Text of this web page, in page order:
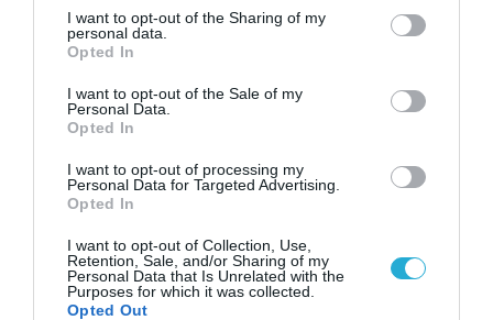
not limited to your visit or usage behaviour. You may click to
grant or deny consent to Google and its third-party tags to
use your data for below specified purposes in below Google
consent section.
I want to opt-out of the Sharing of my
personal data.
Opted In
I want to opt-out of the Sale of my
Personal Data.
Opted In
I want to opt-out of processing my
Personal Data for Targeted Advertising.
Opted In
I want to opt-out of Collection, Use,
Retention, Sale, and/or Sharing of my
Personal Data that Is Unrelated with the
Purposes for which it was collected.
Opted Out
Χατζηδάκης: Στο 90% η ένταξη
των επιχειρήσεων στο
πρόγραμμα σύνδεσης POS με
ταμειακές μηχανές
02.04.2024